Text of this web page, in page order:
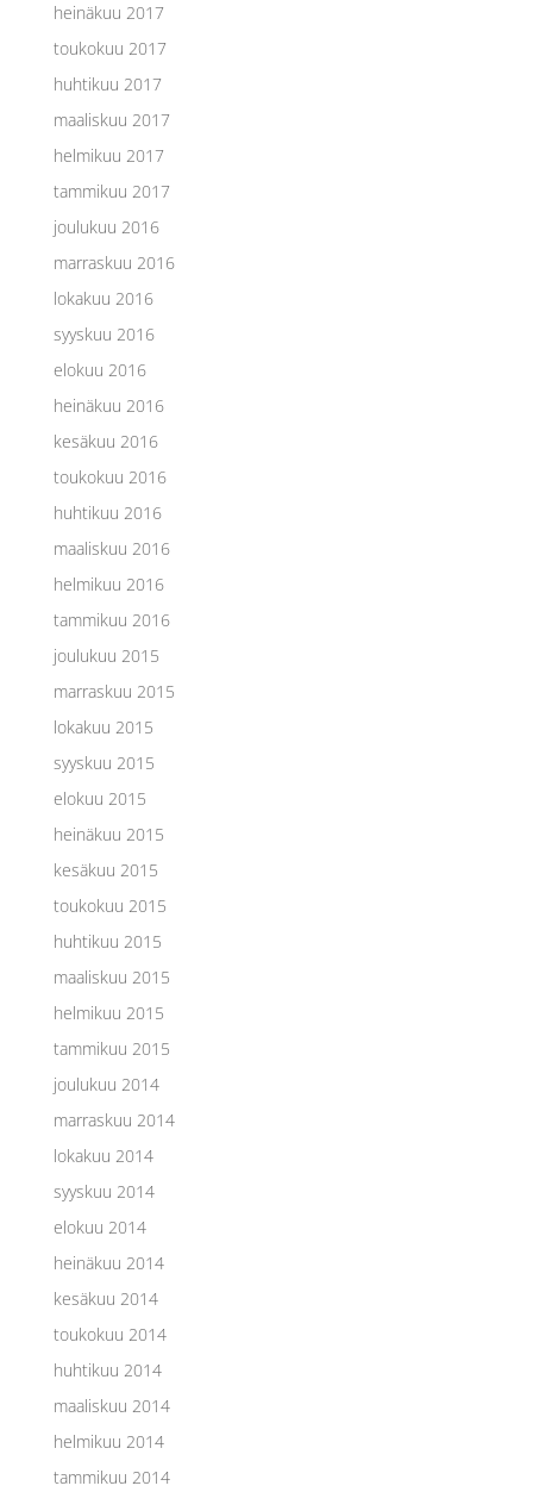
heinäkuu 2017
toukokuu 2017
huhtikuu 2017
maaliskuu 2017
helmikuu 2017
tammikuu 2017
joulukuu 2016
marraskuu 2016
lokakuu 2016
syyskuu 2016
elokuu 2016
heinäkuu 2016
kesäkuu 2016
toukokuu 2016
huhtikuu 2016
maaliskuu 2016
helmikuu 2016
tammikuu 2016
joulukuu 2015
marraskuu 2015
lokakuu 2015
syyskuu 2015
elokuu 2015
heinäkuu 2015
kesäkuu 2015
toukokuu 2015
huhtikuu 2015
maaliskuu 2015
helmikuu 2015
tammikuu 2015
joulukuu 2014
marraskuu 2014
lokakuu 2014
syyskuu 2014
elokuu 2014
heinäkuu 2014
kesäkuu 2014
toukokuu 2014
huhtikuu 2014
maaliskuu 2014
helmikuu 2014
tammikuu 2014